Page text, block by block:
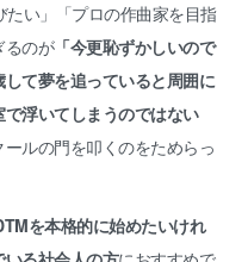
い」「プロの作曲家を目指
るのが「今更恥ずかしいので
して夢を追っていると周囲に
浮いてしまうのではない
ルの門を叩くのをためらっ
を本格的に始めたいけれ